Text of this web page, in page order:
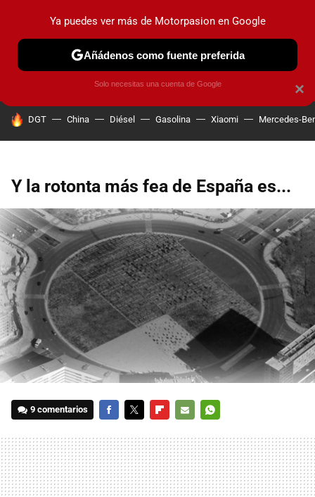
PRUEBAS COCHES ELÉCTRICOS OBSERVATORIO
HOY SE HABLA DE
DGT China Diésel Gasolina Xiaomi Mercedes-
Y la rotonta más fea de España es...
9 comentarios
MAIL
×
Ya puedes ver más de Motorpasion en Google
Añádenos como fuente preferida
Solo necesitas una cuenta de Google